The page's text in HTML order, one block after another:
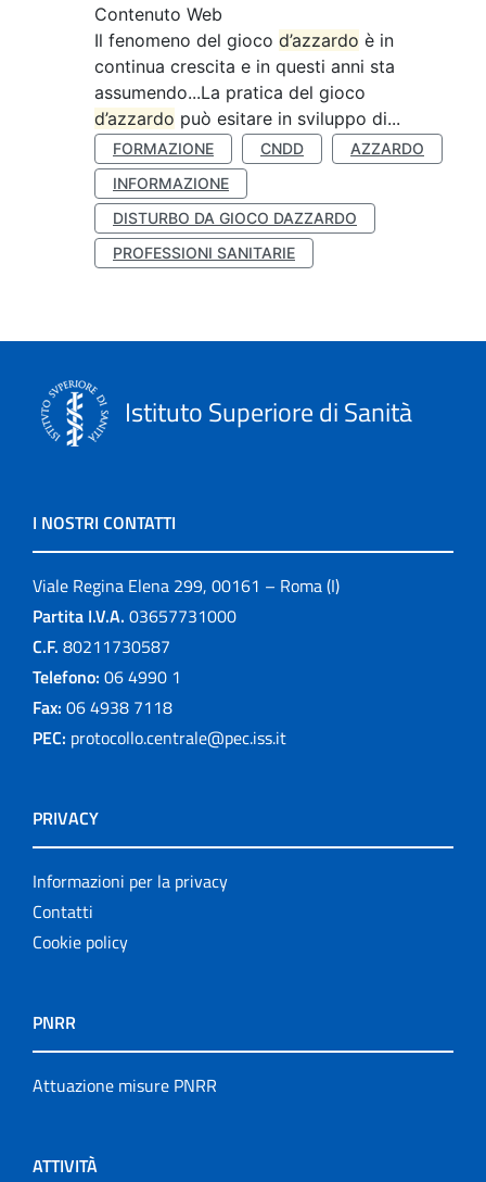
Contenuto Web
Il fenomeno del gioco d’azzardo è in
continua crescita e in questi anni sta
assumendo...La pratica del gioco
d’azzardo può esitare in sviluppo di...
FORMAZIONE CNDD
AZZARDO
INFORMAZIONE
DISTURBO DA GIOCO DAZZARDO
PROFESSIONI SANITARIE
Istituto Superiore di Sanità
I NOSTRI CONTATTI
Viale Regina Elena 299, 00161 – Roma (I)
Partita I.V.A. 03657731000
C.F. 80211730587
Telefono: 06 4990 1
Fax: 06 4938 7118
PEC: protocollo.centrale@pec.iss.it
PRIVACY
Informazioni per la privacy
Contatti
Cookie policy
PNRR
Attuazione misure PNRR
ATTIVITÀ